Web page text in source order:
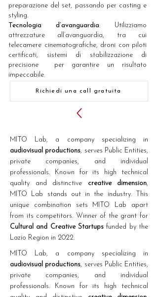
preparazione del set, passando per casting e
styling.
Tecnologia d’avanguardia: Utilizziamo
attrezzature all’avanguardia, tra cui
telecamere cinematografiche, droni con piloti
certificati, sistemi di stabilizzazione di
precisione per garantire un risultato
impeccabile.
Richiedi una call gratuita
MITO Lab, a company specializing in
audiovisual productions, serves Public Entities,
private companies, and individual
professionals. Known for its high technical
quality and distinctive creative dimension,
MITO Lab stands out in the industry. This
unique combination sets MITO Lab apart
from its competitors. Winner of the grant for
Cultural and Creative Startups funded by the
Lazio Region in 2022.
MITO Lab, a company specializing in
audiovisual productions, serves Public Entities,
private companies, and individual
professionals. Known for its high technical